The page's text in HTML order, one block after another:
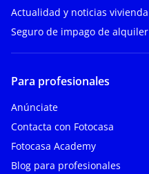
Actualidad y noticias vivienda
Seguro de impago de alquiler
Para profesionales
Anúnciate
Contacta con Fotocasa
Fotocasa Academy
Blog para profesionales